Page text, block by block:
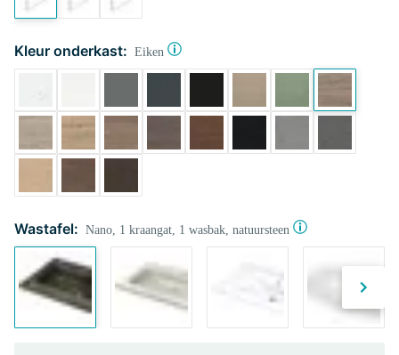
Kleur onderkast: Eiken
Wastafel: Nano, 1 kraangat, 1 wasbak, natuursteen